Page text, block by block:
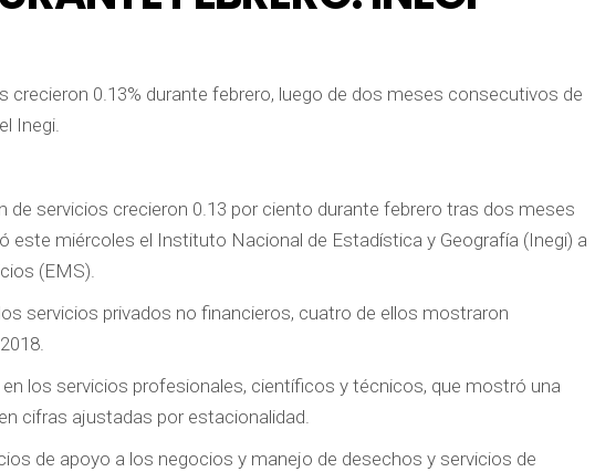
crecieron 0.13% durante febrero, luego de dos meses consecutivos de
Inegi.
de servicios crecieron 0.13 por ciento durante febrero tras dos meses
miércoles el Instituto Nacional de Estadística y Geografía (Inegi) a
(EMS).
servicios privados no financieros, cuatro de ellos mostraron
los servicios profesionales, científicos y técnicos, que mostró una
cifras ajustadas por estacionalidad.
de apoyo a los negocios y manejo de desechos y servicios de